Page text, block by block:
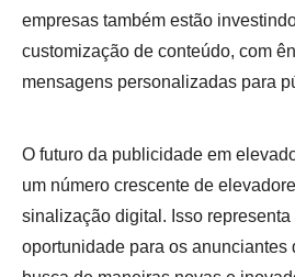
empresas também estão
customização de conteúdo, com
mensagens personalizadas para
O futuro da publicidade em
um número crescente de
sinalização digital. Isso representa
oportunidade para os anunciantes